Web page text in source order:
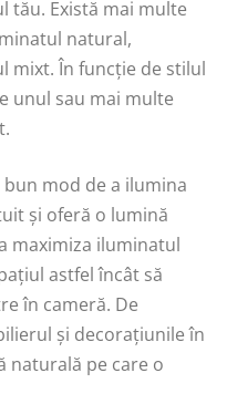
tău. Există mai multe
natural,
mixt. În funcție de stilul
unul sau mai multe
mod de a ilumina
și oferă o lumină
maximiza iluminatul
astfel încât să
în cameră. De
și decorațiunile în
naturală pe care o